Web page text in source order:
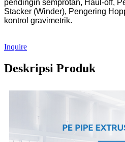
pendingin semprotan, Haul-off,
Stacker (Winder), Pengering
kontrol gravimetrik.
Inquire
Deskripsi Produk